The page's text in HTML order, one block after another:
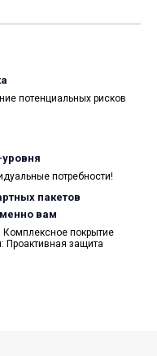
потенциальных рисков
потребности!
пакетов
вам
Комплексное покрытие
Проактивная защита